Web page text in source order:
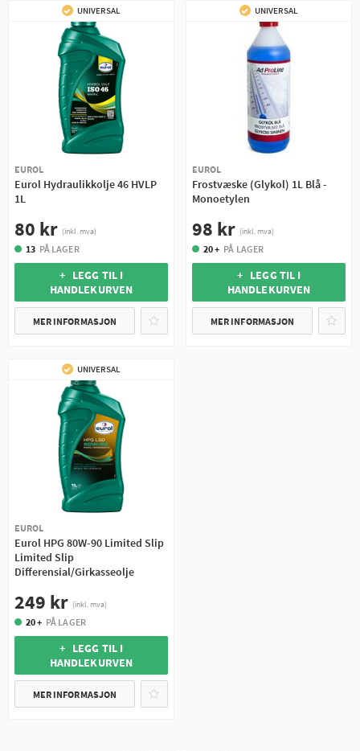
UNIVERSAL
EUROL
Eurol Hydraulikkolje 46 HVLP
1L
80 kr (inkl. mva)
13 PÅ LAGER
+ LEGG TIL I
HANDLEKURVEN
MER INFORMASJON
UNIVERSAL
EUROL
Frostvæske (Glykol) 1L Blå -
Monoetylen
98 kr (inkl. mva)
20 + PÅ LAGER
+ LEGG TIL I
HANDLEKURVEN
MER INFORMASJON
UNIVERSAL
EUROL
Eurol HPG 80W-90 Limited Slip
Limited Slip
Differensial/Girkasseolje
249 kr (inkl. mva)
20 + PÅ LAGER
+ LEGG TIL I
HANDLEKURVEN
MER INFORMASJON